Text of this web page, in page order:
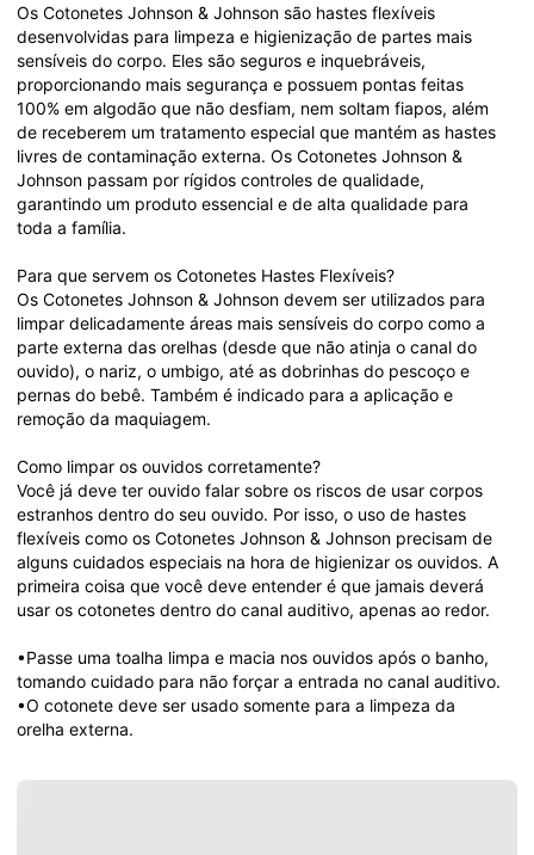
Os Cotonetes Johnson & Johnson são hastes flexíveis
desenvolvidas para limpeza e higienização de partes mais
sensíveis do corpo. Eles são seguros e inquebráveis,
proporcionando mais segurança e possuem pontas feitas
100% em algodão que não desfiam, nem soltam fiapos, além
de receberem um tratamento especial que mantém as hastes
livres de contaminação externa. Os Cotonetes Johnson &
Johnson passam por rígidos controles de qualidade,
garantindo um produto essencial e de alta qualidade para
toda a família.
Para que servem os Cotonetes Hastes Flexíveis?
Os Cotonetes Johnson & Johnson devem ser utilizados para
limpar delicadamente áreas mais sensíveis do corpo como a
parte externa das orelhas (desde que não atinja o canal do
ouvido), o nariz, o umbigo, até as dobrinhas do pescoço e
pernas do bebê. Também é indicado para a aplicação e
remoção da maquiagem.
Como limpar os ouvidos corretamente?
Você já deve ter ouvido falar sobre os riscos de usar corpos
estranhos dentro do seu ouvido. Por isso, o uso de hastes
flexíveis como os Cotonetes Johnson & Johnson precisam de
alguns cuidados especiais na hora de higienizar os ouvidos. A
primeira coisa que você deve entender é que jamais deverá
usar os cotonetes dentro do canal auditivo, apenas ao redor.
•Passe uma toalha limpa e macia nos ouvidos após o banho,
tomando cuidado para não forçar a entrada no canal auditivo.
•O cotonete deve ser usado somente para a limpeza da
orelha externa.